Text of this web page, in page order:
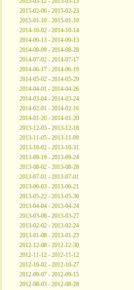
2015-02-06 - 2015-02-23
2015-01-10 - 2015-01-10
2014-10-02 - 2014-10-14
2014-09-13 - 2014-09-13
2014-08-09 - 2014-08-28
2014-07-02 - 2014-07-17
2014-06-17 - 2014-06-19
2014-05-02 - 2014-05-29
2014-04-01 - 2014-04-26
2014-03-04 - 2014-03-24
2014-02-01 - 2014-02-16
2014-01-20 - 2014-01-20
2013-12-05 - 2013-12-18
2013-11-05 - 2013-11-09
2013-10-02 - 2013-10-31
2013-09-19 - 2013-09-24
2013-08-02 - 2013-08-28
2013-07-01 - 2013-07-01
2013-06-03 - 2013-06-21
2013-05-22 - 2013-05-30
2013-04-04 - 2013-04-24
2013-03-08 - 2013-03-27
2013-02-02 - 2013-02-24
2013-01-08 - 2013-01-23
2012-12-08 - 2012-12-30
2012-11-12 - 2012-11-12
2012-10-02 - 2012-10-27
2012-09-07 - 2012-09-15
2012-08-03 - 2012-08-28